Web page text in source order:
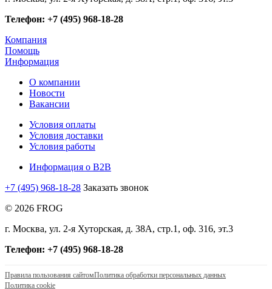
Телефон: +7 (495) 968-18-28
Компания
Помощь
Информация
О компании
Новости
Вакансии
Условия оплаты
Условия доставки
Условия работы
Информация о B2B
+7 (495) 968-18-28 Заказать звонок
© 2026 FROG
г. Москва, ул. 2-я Хуторская, д. 38А, стр.1, оф. 316, эт.3
Телефон: +7 (495) 968-18-28
Правила пользования сайтомПолитика обработки персональных данных
Политика cookie